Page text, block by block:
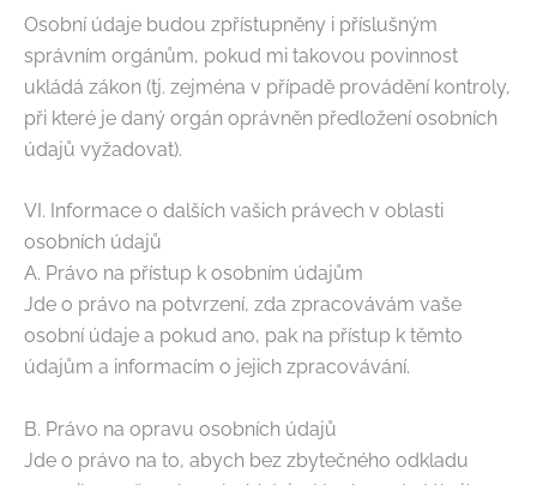
Osobní údaje budou zpřístupněny i příslušným
správním orgánům, pokud mi takovou povinnost
ukládá zákon (tj. zejména v případě provádění kontroly,
při které je daný orgán oprávněn předložení osobních
údajů vyžadovat).
VI. Informace o dalších vašich právech v oblasti
osobních údajů
A. Právo na přístup k osobním údajům
Jde o právo na potvrzení, zda zpracovávám vaše
osobní údaje a pokud ano, pak na přístup k těmto
údajům a informacím o jejich zpracovávání.
B. Právo na opravu osobních údajů
Jde o právo na to, abych bez zbytečného odkladu